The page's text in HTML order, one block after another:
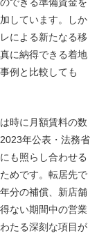
できる準備資金を
しています。しか
による新たなる移
に納得できる着地
例と比較しても
時に月額賃料の数
年公表・法務省
も照らし合わせる
めです。転居先で
分の補償、新店舗
ない期間中の営業
たる深刻な項目が